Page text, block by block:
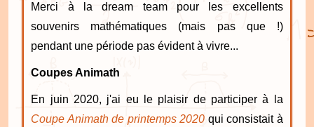
Merci à la dream team pour les excellents
souvenirs mathématiques (mais pas que !)
pendant une période pas évident à vivre...
Coupes Animath
En juin 2020, j'ai eu le plaisir de participer à la
Coupe Animath de printemps 2020 qui consistait à